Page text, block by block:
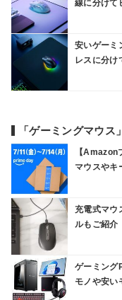
線に分けて
安いゲーミ
レスに分け
「ゲーミングマウ
【Amazon
マウスやキ
充電式マウ
ルもご紹介
ゲーミング
モノや安い